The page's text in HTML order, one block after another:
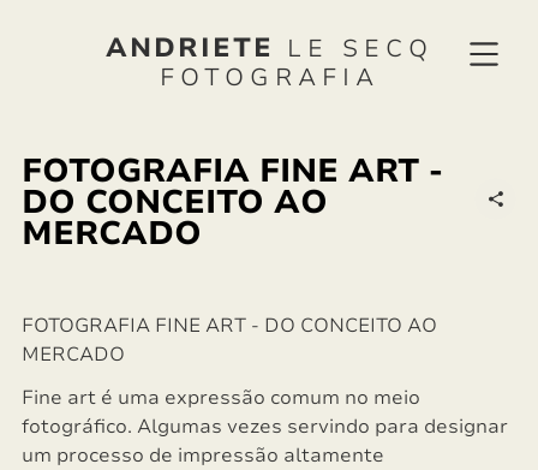
ANDRIETE
LE SECQ
FOTOGRAFIA
FOTOGRAFIA FINE ART -
DO CONCEITO AO
MERCADO
FOTOGRAFIA FINE ART - DO CONCEITO AO
MERCADO
Fine art é uma expressão comum no meio
fotográfico. Algumas vezes servindo para designar
um processo de impressão altamente